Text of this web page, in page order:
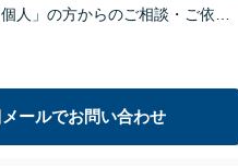
人」の方からのご相談・ご依頼
メールでお問い合わせ